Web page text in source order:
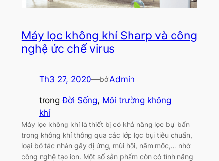
Máy lọc không khí Sharp và công
nghệ ức chế virus
Th3 27, 2020—bởiAdmin
trongĐời Sống, Môi trường không
khí
Máy lọc không khí là thiết bị có khả năng lọc bụi bẩn
trong không khí thông qua các lớp lọc bụi tiêu chuẩn,
loại bỏ tác nhân gây dị ứng, mùi hôi, nấm mốc,… nhờ
công nghệ tạo ion. Một số sản phẩm còn có tính năng